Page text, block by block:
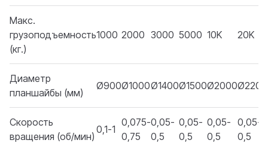
Макс.
грузоподъемность
(кг.)
1000 2000 3000 5000 10K 20K
Диаметр
планшайбы (мм)
Ø900Ø1000Ø1400Ø1500Ø2000Ø2200
Скорость
вращения (об/мин)
0,1-1
0,075-
0,75
0,05-
0,5
0,05-
0,5
0,05-
0,5
0,05-
0,5